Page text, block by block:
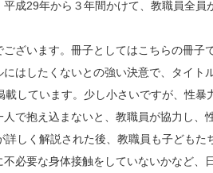
成29年から３年間かけて、教職員全
います。冊子としてはこちらの冊子
はしたくないとの強い決意で、タイト
しています。少し小さいですが、性
で抱え込まないと、教職員が協力し、
しく解説された後、教職員も子ども
必要な身体接触をしていないかなど、